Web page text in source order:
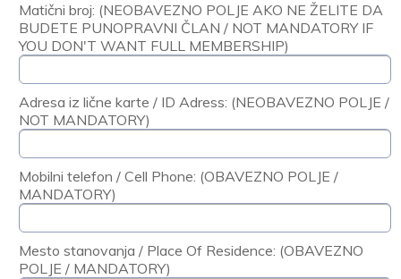
Matični broj: (NEOBAVEZNO POLJE AKO NE ŽELITE DA
BUDETE PUNOPRAVNI ČLAN / NOT MANDATORY IF
YOU DON'T WANT FULL MEMBERSHIP)
Adresa iz lične karte / ID Adress: (NEOBAVEZNO POLJE /
NOT MANDATORY)
Mobilni telefon / Cell Phone: (OBAVEZNO POLJE /
MANDATORY)
Mesto stanovanja / Place Of Residence: (OBAVEZNO
POLJE / MANDATORY)